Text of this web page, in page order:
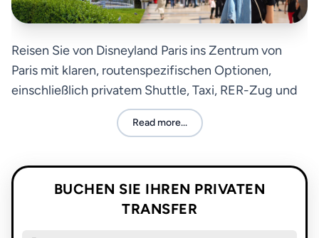
Reisen Sie von Disneyland Paris ins Zentrum von
Paris mit klaren, routenspezifischen Optionen,
einschließlich privatem Shuttle, Taxi, RER-Zug und
Read more...
BUCHEN SIE IHREN PRIVATEN
TRANSFER